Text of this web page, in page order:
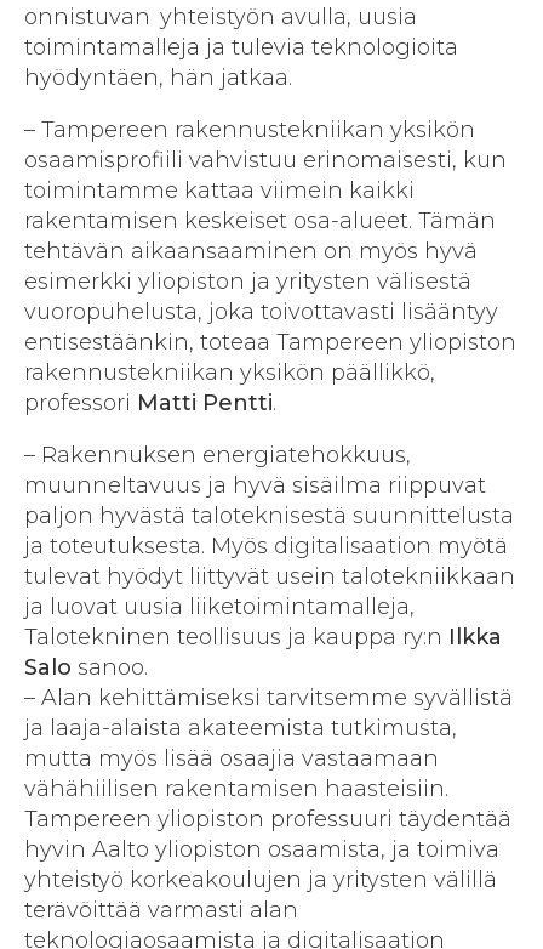
onnistuvan yhteistyön avulla, uusia
toimintamalleja ja tulevia teknologioita
hyödyntäen, hän jatkaa.
– Tampereen rakennustekniikan yksikön
osaamisprofiili vahvistuu erinomaisesti, kun
toimintamme kattaa viimein kaikki
rakentamisen keskeiset osa-alueet. Tämän
tehtävän aikaansaaminen on myös hyvä
esimerkki yliopiston ja yritysten välisestä
vuoropuhelusta, joka toivottavasti lisääntyy
entisestäänkin, toteaa Tampereen yliopiston
rakennustekniikan yksikön päällikkö,
professori Matti Pentti.
– Rakennuksen energiatehokkuus,
muunneltavuus ja hyvä sisäilma riippuvat
paljon hyvästä taloteknisestä suunnittelusta
ja toteutuksesta. Myös digitalisaation myötä
tulevat hyödyt liittyvät usein talotekniikkaan
ja luovat uusia liiketoimintamalleja,
Talotekninen teollisuus ja kauppa ry:n Ilkka
Salo sanoo.
– Alan kehittämiseksi tarvitsemme syvällistä
ja laaja-alaista akateemista tutkimusta,
mutta myös lisää osaajia vastaamaan
vähähiilisen rakentamisen haasteisiin.
Tampereen yliopiston professuuri täydentää
hyvin Aalto yliopiston osaamista, ja toimiva
yhteistyö korkeakoulujen ja yritysten välillä
terävöittää varmasti alan
teknologiaosaamista ja digitalisaation